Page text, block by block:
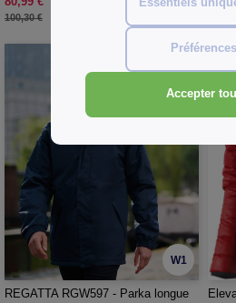
100,30 €
-19%
W1
REGATTA RGW597 - Parka longue
Essentiels
Préférences
Accepter